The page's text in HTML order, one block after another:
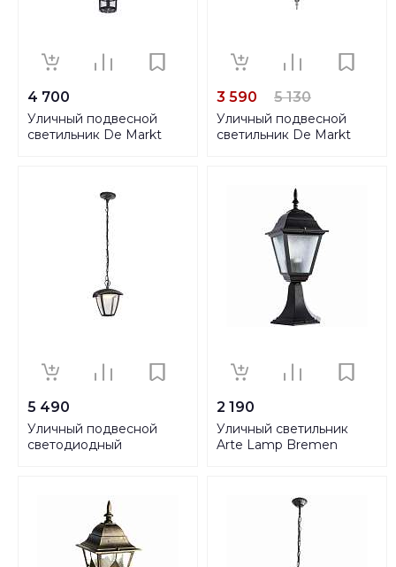
4 700
Уличный подвесной
светильник De Markt
3 590 5 130
Уличный подвесной
светильник De Markt
5 490
Уличный подвесной
светодиодный
2 190
Уличный светильник
Arte Lamp Bremen